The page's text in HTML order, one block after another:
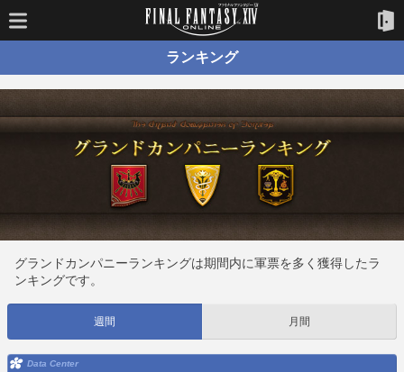
ランキング
グランドカンパニーランキングは期間内に軍票を多く獲得したラ
ンキングです。
週間 月間
Data Center